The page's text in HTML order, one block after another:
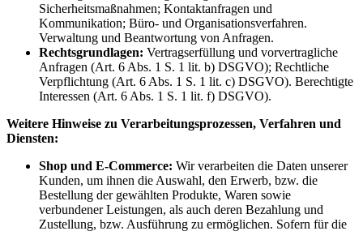
Sicherheitsmaßnahmen; Kontaktanfragen und
Kommunikation; Büro- und Organisationsverfahren.
Verwaltung und Beantwortung von Anfragen.
Rechtsgrundlagen: Vertragserfüllung und vorvertragliche
Anfragen (Art. 6 Abs. 1 S. 1 lit. b) DSGVO); Rechtliche
Verpflichtung (Art. 6 Abs. 1 S. 1 lit. c) DSGVO). Berechtigte
Interessen (Art. 6 Abs. 1 S. 1 lit. f) DSGVO).
Weitere Hinweise zu Verarbeitungsprozessen, Verfahren und
Diensten:
Shop und E-Commerce: Wir verarbeiten die Daten unserer
Kunden, um ihnen die Auswahl, den Erwerb, bzw. die
Bestellung der gewählten Produkte, Waren sowie
verbundener Leistungen, als auch deren Bezahlung und
Zustellung, bzw. Ausführung zu ermöglichen. Sofern für die